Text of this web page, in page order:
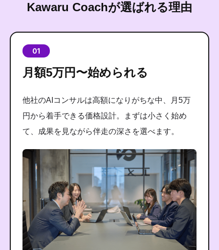
Kawaru Coachが選ばれる理由
01
月額5万円〜始められる
他社のAIコンサルは高額になりがちな中、月5万
円から着手できる価格設計。まずは小さく始め
て、成果を見ながら伴走の深さを選べます。